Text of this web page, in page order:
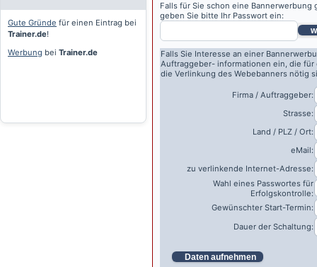
Gute Gründe für einen Eintrag bei
Trainer.de!
Werbung bei Trainer.de
Falls für Sie schon eine Bannerwerbung
geben Sie bitte Ihr Passwort ein:
Falls Sie Interesse an einer
Auftraggeber- informationen ein, die
die Verlinkung des Webebanners nötig
Firma / Auftraggeber:
Strasse:
Land / PLZ / Ort:
eMail:
zu verlinkende Internet-Adresse:
Wahl eines Passwortes für
Erfolgskontrolle:
Gewünschter Start-Termin:
Dauer der Schaltung:
Daten aufnehmen